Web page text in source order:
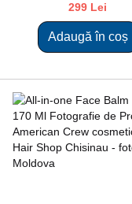
299 Lei
Adaugă în coș